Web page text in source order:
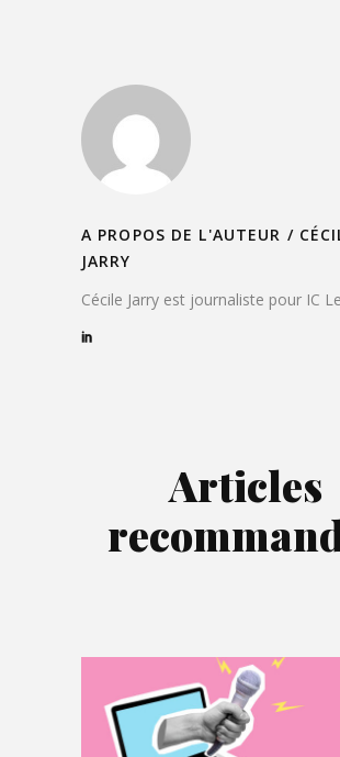
A PROPOS DE L'AUTEUR /
JARRY
Cécile Jarry est journaliste pour IC
Articles